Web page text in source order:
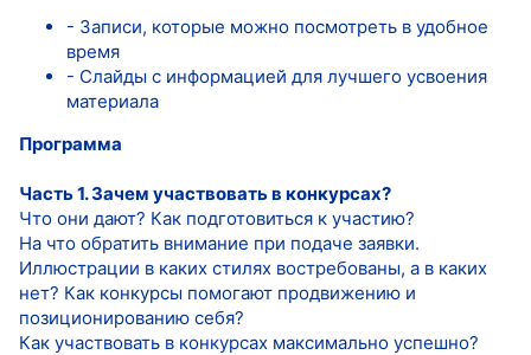
- Записи, которые можно посмотреть в удобное
время
- Слайды с информацией для лучшего усвоения
материала
Программа
Часть 1. Зачем участвовать в конкурсах?
Что они дают? Как подготовиться к участию?
На что обратить внимание при подаче заявки.
Иллюстрации в каких стилях востребованы, а в каких
нет? Как конкурсы помогают продвижению и
позиционированию себя?
Как участвовать в конкурсах максимально успешно?